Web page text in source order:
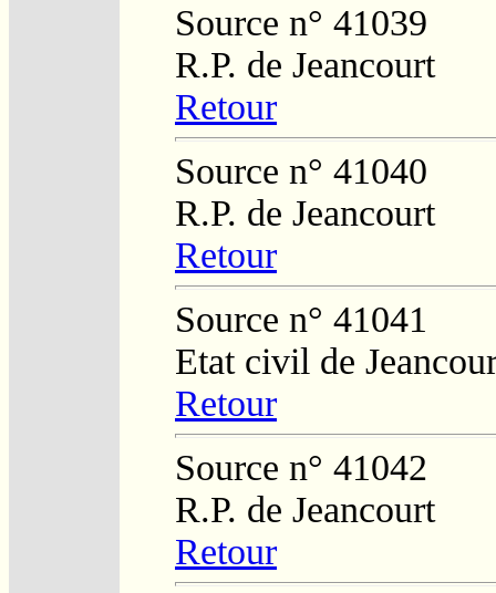
Source n° 41039
R.P. de Jeancourt
Retour
Source n° 41040
R.P. de Jeancourt
Retour
Source n° 41041
Etat civil de
Retour
Source n° 41042
R.P. de Jeancourt
Retour